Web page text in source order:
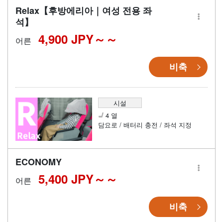
Relax【후방에리아｜여성 전용 좌
석】
어른 4,900 JPY～
비축
시설
4 열
담요로 / 배터리 충전 / 좌석 지정
ECONOMY
어른 5,400 JPY～
비축